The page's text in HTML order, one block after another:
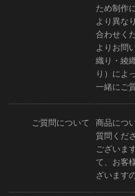
ため制作
より異な
合わせく
よりお問
織り・綾
り）によ
一緒にご
ご質問について
商品につ
質問くだ
ございま
て、お客
ざいます